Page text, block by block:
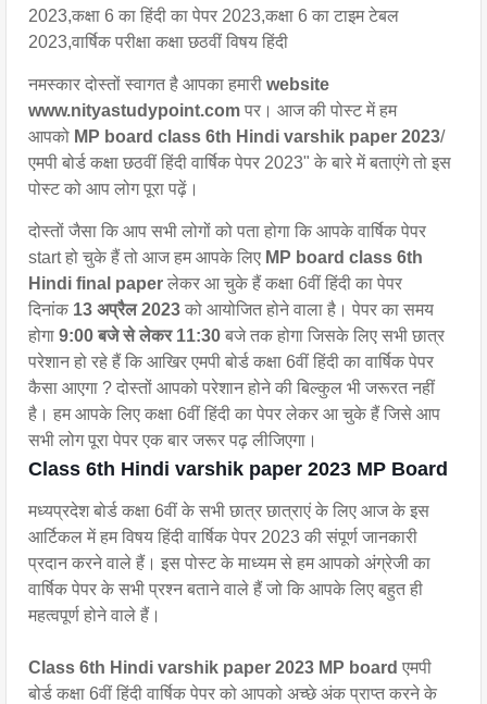
2023,कक्षा 6 का हिंदी का पेपर 2023,कक्षा 6 का टाइम टेबल
2023,वार्षिक परीक्षा कक्षा छठवीं विषय हिंदी
नमस्कार दोस्तों स्वागत है आपका हमारी website
www.nityastudypoint.com पर। आज की पोस्ट में हम
आपको MP board class 6th Hindi varshik paper 2023/
एमपी बोर्ड कक्षा छठवीं हिंदी वार्षिक पेपर 2023" के बारे में बताएंगे तो इस
पोस्ट को आप लोग पूरा पढ़ें।
दोस्तों जैसा कि आप सभी लोगों को पता होगा कि आपके वार्षिक पेपर
start हो चुके हैं तो आज हम आपके लिए MP board class 6th
Hindi final paper लेकर आ चुके हैं कक्षा 6वीं हिंदी का पेपर
दिनांक 13 अप्रैल 2023 को आयोजित होने वाला है। पेपर का समय
होगा 9:00 बजे से लेकर 11:30 बजे तक होगा जिसके लिए सभी छात्र
परेशान हो रहे हैं कि आखिर एमपी बोर्ड कक्षा 6वीं हिंदी का वार्षिक पेपर
कैसा आएगा ? दोस्तों आपको परेशान होने की बिल्कुल भी जरूरत नहीं
है। हम आपके लिए कक्षा 6वीं हिंदी का पेपर लेकर आ चुके हैं जिसे आप
सभी लोग पूरा पेपर एक बार जरूर पढ़ लीजिएगा।
Class 6th Hindi varshik paper 2023 MP Board
मध्यप्रदेश बोर्ड कक्षा 6वीं के सभी छात्र छात्राएं के लिए आज के इस
आर्टिकल में हम विषय हिंदी वार्षिक पेपर 2023 की संपूर्ण जानकारी
प्रदान करने वाले हैं। इस पोस्ट के माध्यम से हम आपको अंग्रेजी का
वार्षिक पेपर के सभी प्रश्न बताने वाले हैं जो कि आपके लिए बहुत ही
महत्वपूर्ण होने वाले हैं।
Class 6th Hindi varshik paper 2023 MP board एमपी
बोर्ड कक्षा 6वीं हिंदी वार्षिक पेपर को आपको अच्छे अंक प्राप्त करने के